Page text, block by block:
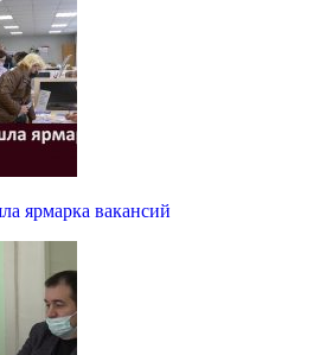
ярмарка вакансий